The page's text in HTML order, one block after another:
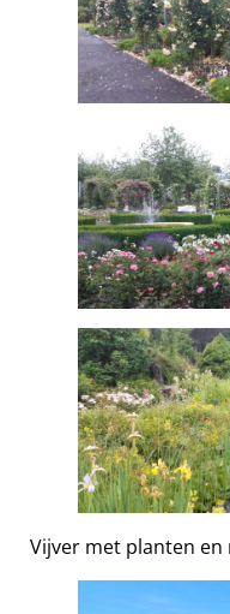
Vijver met planten en